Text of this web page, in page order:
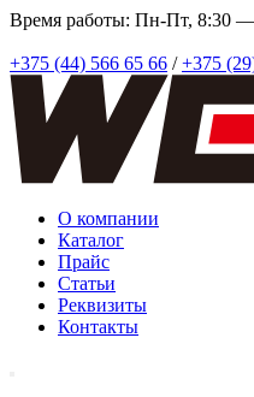
Время работы: Пн-Пт, 8:30
+375 (44) 566 65 66 / +375
О компании
Каталог
Прайс
Статьи
Реквизиты
Контакты